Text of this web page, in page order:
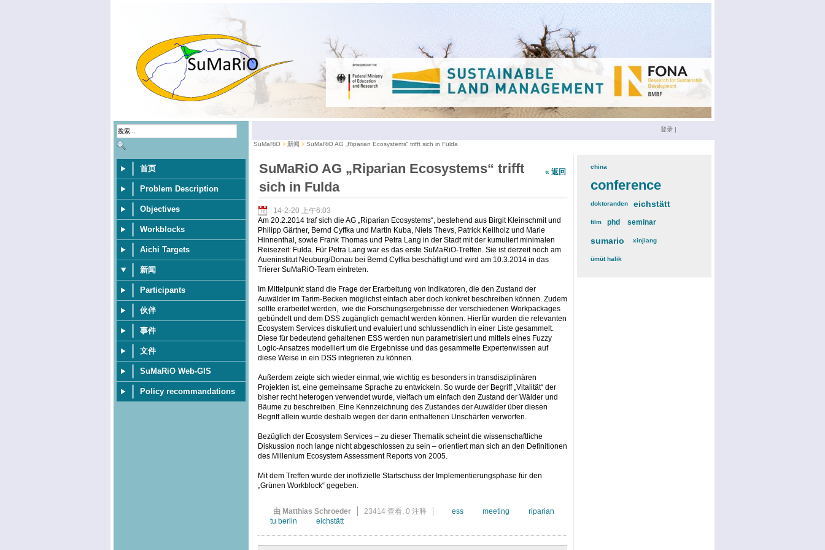
首页
Problem Description
Objectives
Workblocks
Aichi Targets
新闻
Participants
伙伴
事件
文件
SuMaRiO Web-GIS
Policy recommandations
登录 |
SuMaRiO 新闻 SuMaRiO AG „Riparian Ecosystems“ trifft sich in Fulda
« 返回
SuMaRiO AG „Riparian Ecosystems“ trifft
sich in Fulda
14-2-20 上午6:03
Am 20.2.2014 traf sich die AG „Riparian Ecosystems“, bestehend aus Birgit Kleinschmit und
Philipp Gärtner, Bernd Cyffka und Martin Kuba, Niels Thevs, Patrick Keilholz und Marie
Hinnenthal, sowie Frank Thomas und Petra Lang in der Stadt mit der kumuliert minimalen
Reisezeit: Fulda. Für Petra Lang war es das erste SuMaRiO-Treffen. Sie ist derzeit noch am
Aueninstitut Neuburg/Donau bei Bernd Cyffka beschäftigt und wird am 10.3.2014 in das
Trierer SuMaRiO-Team eintreten.
Im Mittelpunkt stand die Frage der Erarbeitung von Indikatoren, die den Zustand der
Auwälder im Tarim-Becken möglichst einfach aber doch konkret beschreiben können. Zudem
sollte erarbeitet werden, wie die Forschungsergebnisse der verschiedenen Workpackages
gebündelt und dem DSS zugänglich gemacht werden können. Hierfür wurden die relevanten
Ecosystem Services diskutiert und evaluiert und schlussendlich in einer Liste gesammelt.
Diese für bedeutend gehaltenen ESS werden nun parametrisiert und mittels eines Fuzzy
Logic-Ansatzes modelliert um die Ergebnisse und das gesammelte Expertenwissen auf
diese Weise in ein DSS integrieren zu können.
Außerdem zeigte sich wieder einmal, wie wichtig es besonders in transdisziplinären
Projekten ist, eine gemeinsame Sprache zu entwickeln. So wurde der Begriff „Vitalität“ der
bisher recht heterogen verwendet wurde, vielfach um einfach den Zustand der Wälder und
Bäume zu beschreiben. Eine Kennzeichnung des Zustandes der Auwälder über diesen
Begriff allein wurde deshalb wegen der darin enthaltenen Unschärfen verworfen.
Bezüglich der Ecosystem Services – zu dieser Thematik scheint die wissenschaftliche
Diskussion noch lange nicht abgeschlossen zu sein – orientiert man sich an den Definitionen
des Millenium Ecosystem Assessment Reports von 2005.
Mit dem Treffen wurde der inoffizielle Startschuss der Implementierungsphase für den
„Grünen Workblock“ gegeben.
由 Matthias Schroeder 23414 查看, 0 注释 ess meeting
riparian
tu berlin
eichstätt
china(3)
conference(12)
doktoranden(3)eichstätt
film(2)phd (4)seminar
sumario (6)xinjiang(2)
ümüt halik(2)